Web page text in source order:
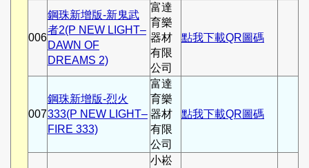
006
鋼珠新增版-新鬼武
者2(P NEW LIGHT–
DAWN OF
DREAMS 2)
富達
育樂
器材
有限
公司
點我下載QR圖碼
007
鋼珠新增版-烈火
333(P NEW LIGHT–
FIRE 333)
富達
育樂
器材
有限
公司
點我下載QR圖碼
小崧